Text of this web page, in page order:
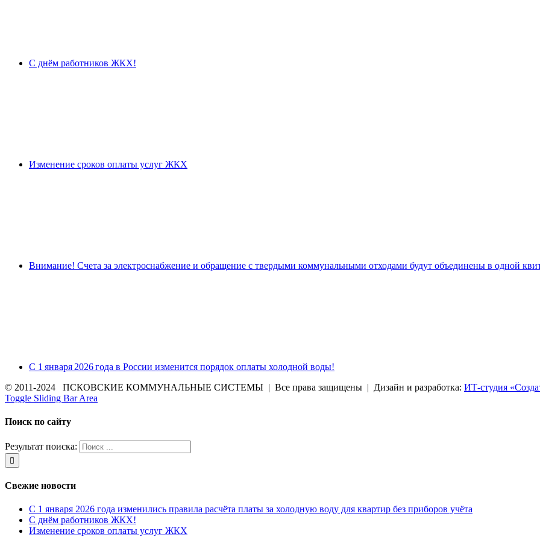
С днём работников ЖКХ!
Изменение сроков оплаты услуг ЖКХ
Внимание! Счета за электроснабжение и обращение с твердыми коммунальными отходами будут объединены в одной
С 1 января 2026 года в России изменится порядок оплаты холодной воды!
© 2011-2024 ПСКОВСКИЕ КОММУНАЛЬНЫЕ СИСТЕМЫ | Все права защищены | Дизайн и разработка: ИТ-студия
Toggle Sliding Bar Area
Поиск по сайту
Результат поиска:
Свежие новости
С 1 января 2026 года изменились правила расчёта платы за холодную воду для квартир без приборов учёта
С днём работников ЖКХ!
Изменение сроков оплаты услуг ЖКХ